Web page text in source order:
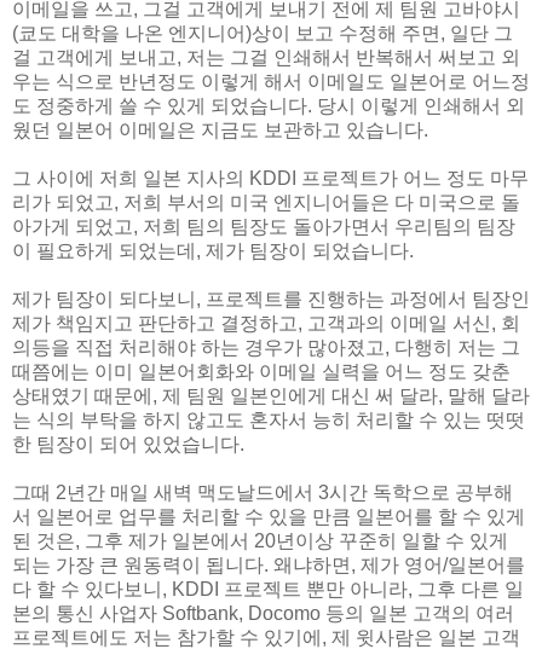
이메일을 쓰고, 그걸 고객에게 보내기 전에 제 팀원 고바야시
(쿄도 대학을 나온 엔지니어)상이 보고 수정해 주면, 일단 그
걸 고객에게 보내고, 저는 그걸 인쇄해서 반복해서 써보고 외
우는 식으로 반년정도 이렇게 해서 이메일도 일본어로 어느정
도 정중하게 쓸 수 있게 되었습니다. 당시 이렇게 인쇄해서 외
웠던 일본어 이메일은 지금도 보관하고 있습니다.
그 사이에 저희 일본 지사의 KDDI 프로젝트가 어느 정도 마무
리가 되었고, 저희 부서의 미국 엔지니어들은 다 미국으로 돌
아가게 되었고, 저희 팀의 팀장도 돌아가면서 우리팀의 팀장
이 필요하게 되었는데, 제가 팀장이 되었습니다.
제가 팀장이 되다보니, 프로젝트를 진행하는 과정에서 팀장인
제가 책임지고 판단하고 결정하고, 고객과의 이메일 서신, 회
의등을 직접 처리해야 하는 경우가 많아졌고, 다행히 저는 그
때쯤에는 이미 일본어회화와 이메일 실력을 어느 정도 갖춘
상태였기 때문에, 제 팀원 일본인에게 대신 써 달라, 말해 달라
는 식의 부탁을 하지 않고도 혼자서 능히 처리할 수 있는 떳떳
한 팀장이 되어 있었습니다.
그때 2년간 매일 새벽 맥도날드에서 3시간 독학으로 공부해
서 일본어로 업무를 처리할 수 있을 만큼 일본어를 할 수 있게
된 것은, 그후 제가 일본에서 20년이상 꾸준히 일할 수 있게
되는 가장 큰 원동력이 됩니다. 왜냐하면, 제가 영어/일본어를
다 할 수 있다보니, KDDI 프로젝트 뿐만 아니라, 그후 다른 일
본의 통신 사업자 Softbank, Docomo 등의 일본 고객의 여러
프로젝트에도 저는 참가할 수 있기에, 제 윗사람은 일본 고객